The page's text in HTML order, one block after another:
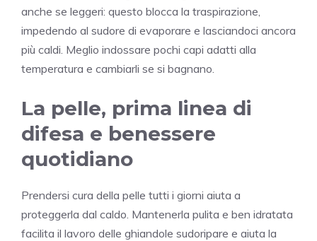
anche se leggeri: questo blocca la traspirazione,
impedendo al sudore di evaporare e lasciandoci ancora
più caldi. Meglio indossare pochi capi adatti alla
temperatura e cambiarli se si bagnano.
La pelle, prima linea di
difesa e benessere
quotidiano
Prendersi cura della pelle tutti i giorni aiuta a
proteggerla dal caldo. Mantenerla pulita e ben idratata
facilita il lavoro delle ghiandole sudoripare e aiuta la